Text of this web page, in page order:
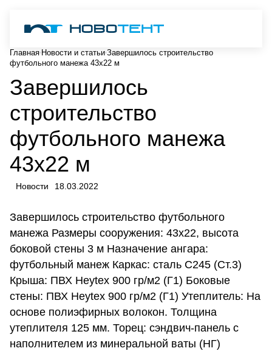
Главная Новости и статьи Завершилось строительство
футбольного манежа 43х22 м
Завершилось
строительство
футбольного манежа
43х22 м
Новости 18.03.2022
Завершилось строительство футбольного
манежа Размеры сооружения: 43х22, высота
боковой стены 3 м Назначение ангара:
футбольный манеж Каркас: сталь С245 (Ст.3)
Крыша: ПВХ Heytex 900 гр/м2 (Г1) Боковые
стены: ПВХ Heytex 900 гр/м2 (Г1) Утеплитель: На
основе полиэфирных волокон. Толщина
утеплителя 125 мм. Торец: cэндвич-панель с
наполнителем из минеральной ваты (НГ)